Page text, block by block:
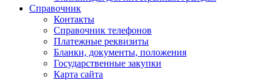
Справочник
Контакты
Справочник телефонов
Платежные реквизиты
Бланки, документы, положения
Государственные закупки
Карта сайта